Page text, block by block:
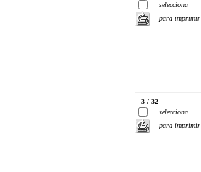
selecciona
para imprimir
3 / 32
selecciona
para imprimir